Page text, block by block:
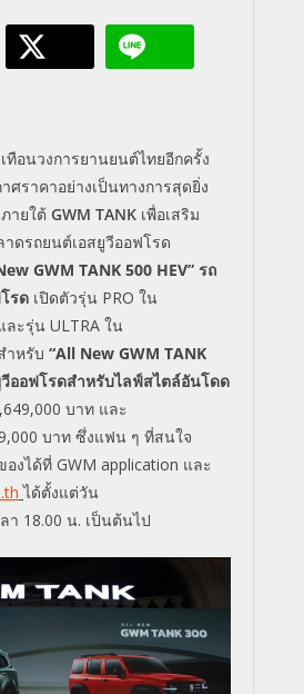
ทือนวงการยานยนต์ไทยอีกครั้ง
ศราคาอย่างเป็นทางการสุดยิ่ง
ายใต้ GWM TANK เพื่อเสริม
ดรถยนต์เอสยูวีออฟโรด
GWM TANK 500 HEV” รถ
รด เปิดตัวรุ่น PRO ใน
ละรุ่น ULTRA ใน
ำหรับ “All New GWM TANK
ออฟโรดสำหรับไลฟ์สไตล์อันโดด
บาท และ
บาท ซึ่งแฟน ๆ ที่สนใจ
องได้ที่ GWM application และ
ได้ตั้งแต่วัน
า 18.00 น. เป็นต้นไป